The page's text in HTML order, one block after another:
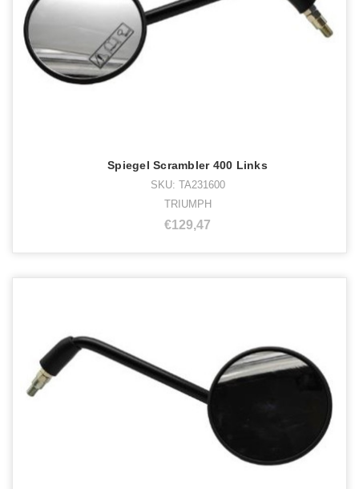
Spiegel Scrambler 400 Links
SKU: TA231600
TRIUMPH
€129,47